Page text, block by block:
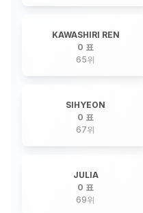
KAWASHIRI REN
0 표
65위
SIHYEON
0 표
67위
JULIA
0 표
69위